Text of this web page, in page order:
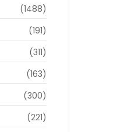
(1488)
(191)
(311)
(163)
(300)
(221)